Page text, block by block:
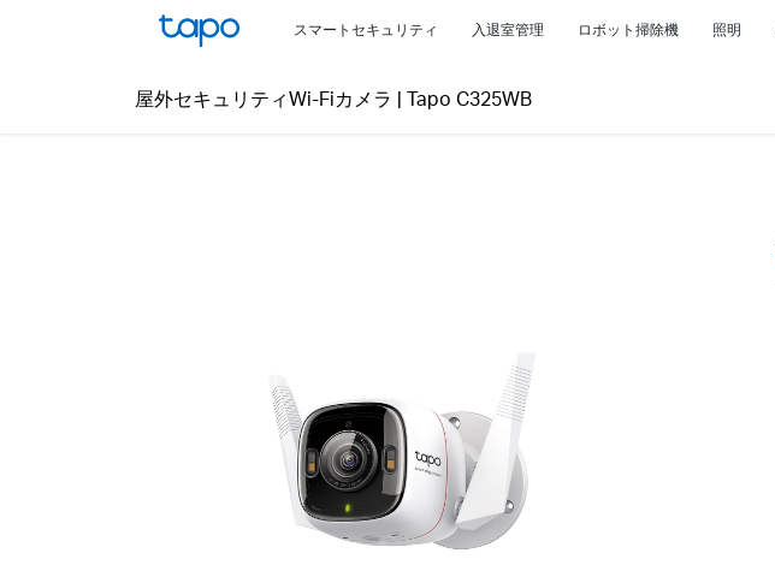
スマートセキュリティ 入退室管理 ロボット掃除機 照明
屋外セキュリティWi-Fiカメラ | Tapo C325WB